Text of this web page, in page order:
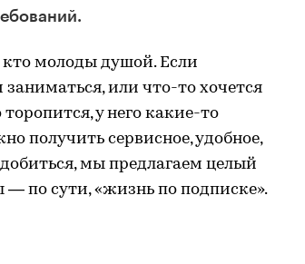
кто молоды душой. Если
или что-то хочется
у него какие-то
получить сервисное, удобное,
мы предлагаем целый
по сути, «жизнь по подписке».